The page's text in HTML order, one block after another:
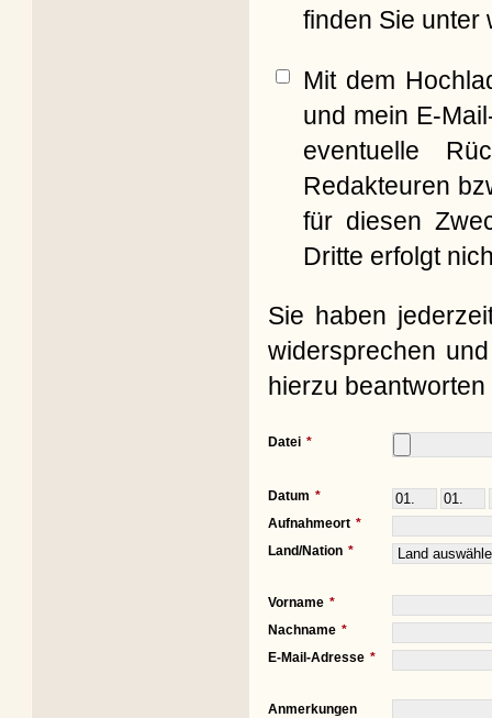
finden Sie unter
Mit dem
und mein E-
eventuelle
Redakteuren
für diesen
Dritte erfolgt
Sie haben
widersprechen
hierzu
Datei
Datum
Aufnahmeort
Land/Nation
Vorname
Nachname
E-Mail-Adresse
Anmerkungen